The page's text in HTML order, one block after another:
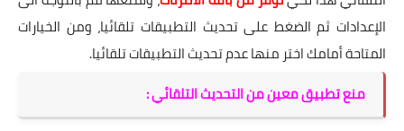
الإعدادات ثم الضغط على تحديث التطبيقات تلقائيا، ومن الخيارات
المتاحة أمامك اختر منها عدم تحديث التطبيقات تلقائيا.
منع تطبيق معين من التحديث التلقائي :